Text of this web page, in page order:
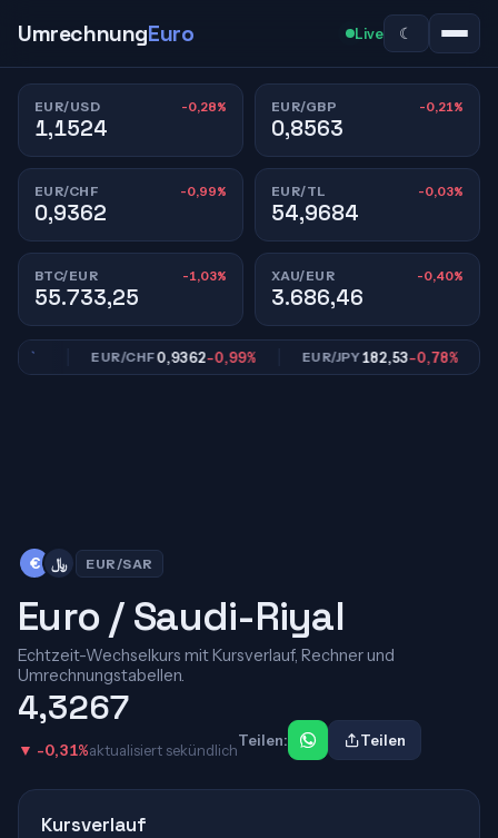
UmrechnungEuro Live ☾
EUR/USD -0,28%
1,1524
EUR/GBP -0,21%
0,8563
EUR/CHF -0,99%
0,9362
EUR/TL -0,03%
54,9684
BTC/EUR -1,03%
55.733,25
XAU/EUR -0,40%
3.686,46
EUR/CHF0,9362-0,99% EUR/JPY182,53-0,78%
€ ﷼ EUR/SAR
Euro / Saudi-Riyal
Echtzeit-Wechselkurs mit Kursverlauf, Rechner und
Umrechnungstabellen.
4,3267
▼ -0,31%aktualisiert sekündlich
Teilen: Teilen
Kursverlauf